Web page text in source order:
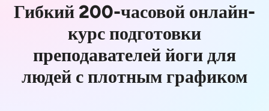
Гибкий 200-часовой онлайн-
курс подготовки
преподавателей йоги для
людей с плотным графиком